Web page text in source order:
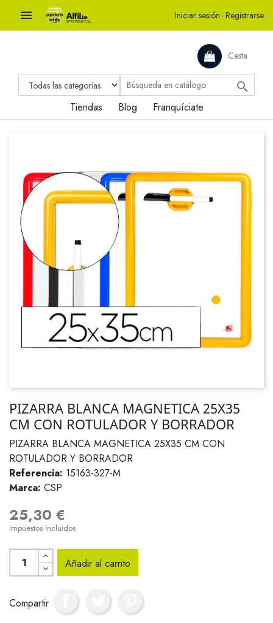
 Iniciar sesión · Registrarse
Cesta

Tiendas Blog Franquíciate
PIZARRA BLANCA MAGNETICA 25X35
CM CON ROTULADOR Y BORRADOR
PIZARRA BLANCA MAGNETICA 25X35 CM CON
ROTULADOR Y BORRADOR
Referencia: 15163-327-M
Marca: CSP
25,30 €
Impuestos incluidos
Añadir al carrito
Compartir